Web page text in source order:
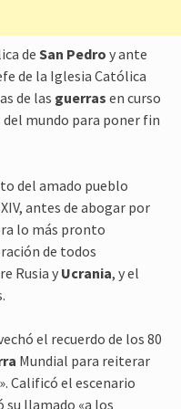
de San Pedro y ante
de la Iglesia Católica
de las guerras en curso
mundo para poner fin
del amado pueblo
XIV, antes de abogar por
lo más pronto
de todos
Rusia y Ucrania, y el
el recuerdo de los 80
Mundial para reiterar
Calificó el escenario
llamado «a los